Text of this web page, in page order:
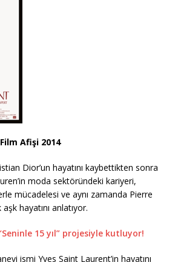
Afişi 2014
Dior’un hayatını kaybettikten sonra
moda sektöründeki kariyeri,
mücadelesi ve aynı zamanda Pierre
hayatını anlatıyor.
“Seninle 15 yıl” projesiyle kutluyor!
ismi Yves Saint Laurent’in hayatını